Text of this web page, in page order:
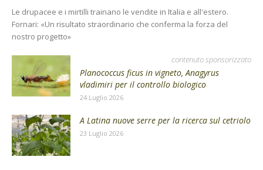
Le drupacee e i mirtilli trainano le vendite in Italia e all'estero.
Fornari: «Un risultato straordinario che conferma la forza del
nostro progetto»
contenuto sponsorizzato
Planococcus ficus in vigneto, Anagyrus
vladimiri per il controllo biologico
24 Luglio 2026
A Latina nuove serre per la ricerca sul cetriolo
23 Luglio 2026